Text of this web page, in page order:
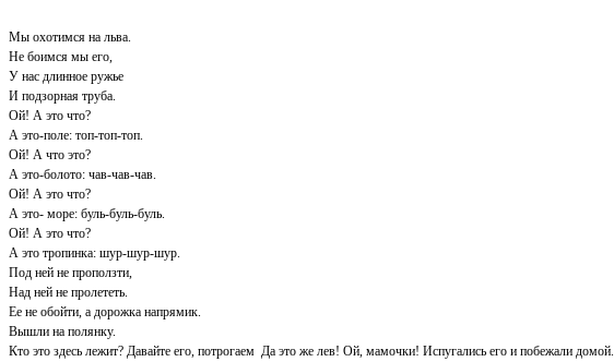
Мы охотимся на льва.
Не боимся мы его,
У нас длинное ружье
И подзорная труба.
Ой! А это что?
А это-поле: топ-топ-топ.
Ой! А что это?
А это-болото: чав-чав-чав.
Ой! А это что?
А это- море: буль-буль-буль.
Ой! А это что?
А это тропинка: шур-шур-шур.
Под ней не проползти,
Над ней не пролететь.
Ее не обойти, а дорожка напрямик.
Вышли на полянку.
Кто это здесь лежит? Давайте его, потрогаем Да это же лев! Ой, мамочки! Испугались его и побежали домой.